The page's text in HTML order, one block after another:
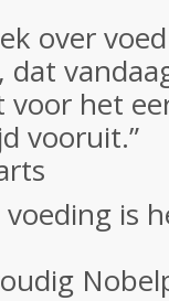
over
voor het
vooruit.”
is